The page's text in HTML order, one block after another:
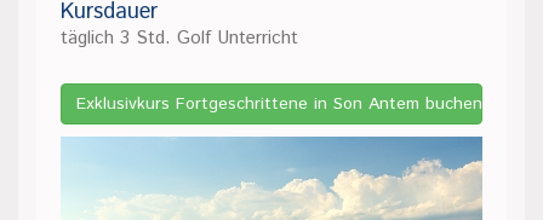
Kursdauer
täglich 3 Std. Golf Unterricht
Exklusivkurs Fortgeschrittene in Son Antem buchen